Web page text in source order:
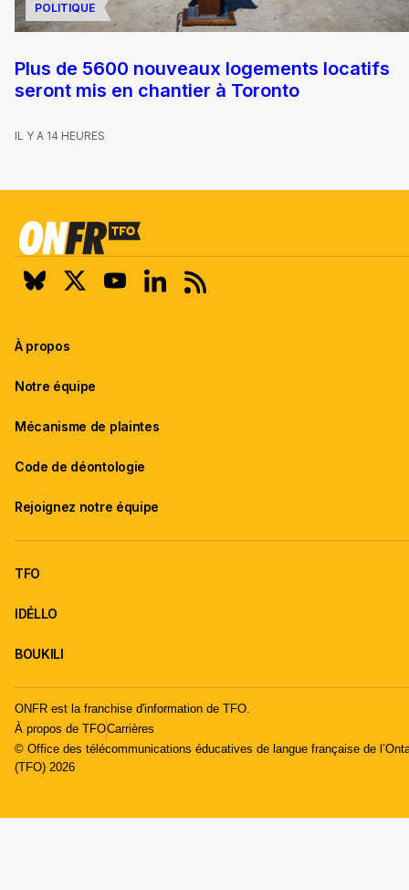
POLITIQUE
Plus de 5600 nouveaux logements locatifs
seront mis en chantier à Toronto
IL Y A 14 HEURES
À propos
Notre équipe
Mécanisme de plaintes
Code de déontologie
Rejoignez notre équipe
TFO
IDÉLLO
BOUKILI
ONFR est la franchise d'information de TFO.
À propos de TFOCarrières
© Office des télécommunications éducatives de langue française de
(TFO) 2026